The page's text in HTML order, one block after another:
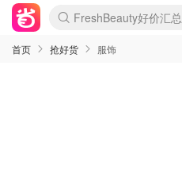
lululemon折扣上新
Sasa美妆护肤3.5折
SSENSE年中2.5折
FreshBeauty好价汇总
Cettire降价+叠9折
WWS Coles超市实拍
viagogo二手票捡漏
Myer超级周末
The Outnet奢牌1折起
David Jones 3折起
Flannels大牌1折
Perfumes Club护肤1折
AMIRO面罩$251
Amazon折扣汇总
eToro入金$200送$50
Amazon数码好物
ICONIC本周7.5折
ThedoubleF高奢地板价
Moose Knuckles 6折
丝芙兰5折起
EUFY摄像头$98
Selenichast首饰2折
Trip机票酒店促销
YSL送5件彩妆礼
Amazon家居好物
Amazon美妆护肤
雅漾大喷$8
过敏原检测盒$33
伊索独家赠50ml沐浴露
科颜氏高保湿面霜$29
SEALIFE海洋馆门票6
丝塔芙大白罐$16
订阅Newsletter送香薰
Cult Beauty 6.8折
Harrods圣诞日历$525
LN-CC奢牌私促3折
d'Alba空姐喷雾$16
EVE LOM套装£56
Bernardelli独家4折
Adore Beauty 6折起
CT圣诞日历
Mytheresa奢品2.7折
Luxury Escapes 9折
Currentbody美容仪
MOON Garden Live
Roborock扫地机$649
Tingo Life水杯$24
Valentino官网5折
CR洗护套装$23
修丽可4件套$159
Myer彩妆2件7折
GANNI官网4.5折
Stylevana韩妆4折
Tessabit高奢8.5折
OGX洗发水$11
Amazon阿德莱德次日
卡诗8.5折+赠礼
Philips Hue灯具8折
首页 抢好货 服饰